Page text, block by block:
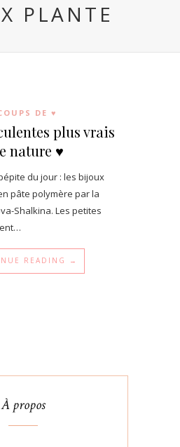
PLANTE
DE ♥
plus vrais
nature ♥
du jour : les bijoux
pâte polymère par la
Shalkina. Les petites
READING →
À propos